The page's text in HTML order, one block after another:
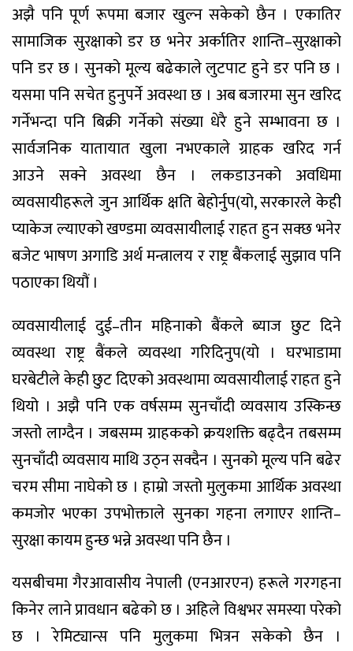
अझै पनि पूर्ण रूपमा बजार खुल्न सकेको छैन । एकातिर
सामाजिक सुरक्षाको डर छ भनेर अर्कातिर शान्ति–सुरक्षाको
पनि डर छ । सुनको मूल्य बढेकाले लुटपाट हुने डर पनि छ ।
यसमा पनि सचेत हुनुपर्ने अवस्था छ । अब बजारमा सुन खरिद
गर्नेभन्दा पनि बिक्री गर्नेको संख्या धेरै हुने सम्भावना छ ।
सार्वजनिक यातायात खुला नभएकाले ग्राहक खरिद गर्न
आउने सक्ने अवस्था छैन । लकडाउनको अवधिमा
व्यवसायीहरूले जुन आर्थिक क्षति बेहोर्नुप(यो, सरकारले केही
प्याकेज ल्याएको खण्डमा व्यवसायीलाई राहत हुन सक्छ भनेर
बजेट भाषण अगाडि अर्थ मन्त्रालय र राष्ट्र बैंकलाई सुझाव पनि
पठाएका थियौं ।
व्यवसायीलाई दुई–तीन महिनाको बैंकले ब्याज छुट दिने
व्यवस्था राष्ट्र बैंकले व्यवस्था गरिदिनुप(यो । घरभाडामा
घरबेटीले केही छुट दिएको अवस्थामा व्यवसायीलाई राहत हुने
थियो । अझै पनि एक वर्षसम्म सुनचाँदी व्यवसाय उस्किन्छ
जस्तो लाग्दैन । जबसम्म ग्राहकको क्रयशक्ति बढ्दैन तबसम्म
सुनचाँदी व्यवसाय माथि उठ्न सक्दैन । सुनको मूल्य पनि बढेर
चरम सीमा नाघेको छ । हाम्रो जस्तो मुलुकमा आर्थिक अवस्था
कमजोर भएका उपभोक्ताले सुनका गहना लगाएर शान्ति–
सुरक्षा कायम हुन्छ भन्ने अवस्था पनि छैन ।
यसबीचमा गैरआवासीय नेपाली (एनआरएन) हरूले गरगहना
किनेर लाने प्रावधान बढेको छ । अहिले विश्वभर समस्या परेको
छ । रेमिट्यान्स पनि मुलुकमा भित्रन सकेको छैन ।